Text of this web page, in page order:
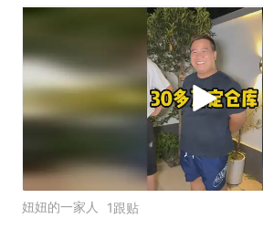
伴商量商量。好在咱们种
后经常要存放货物是刚需
妞妞的一家人 1跟贴